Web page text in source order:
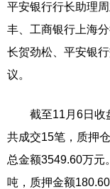
平安银行行长助理
丰、工商银行上海
长贺劲松、平安银
议。
截至11月6日收盘
共成交15笔，质押
总金额3549.60万元
吨，质押金额